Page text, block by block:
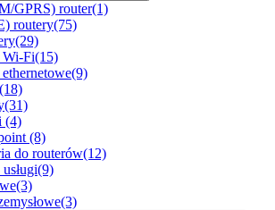
GPRS) router(1)
routery(75)
(29)
Wi-Fi(15)
(9)
(18)
(31)
(4)
(8)
do routerów(12)
(9)
(3)
(3)